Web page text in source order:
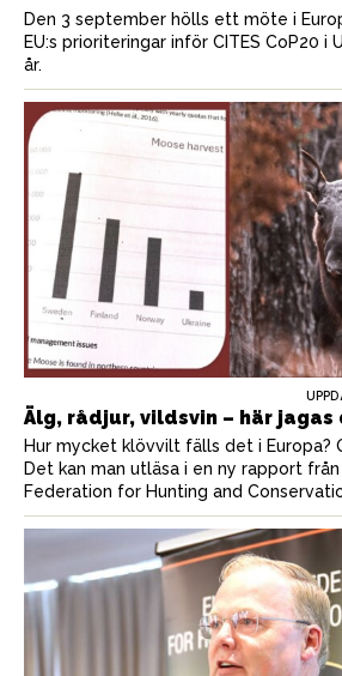
Den 3 september hölls ett möte i
EU:s prioriteringar inför CITES CoP20 i
år.
Älg, rådjur, vildsvin – här jagas
Hur mycket klövvilt fälls det i Europa?
Det kan man utläsa i en ny rapport från
Federation for Hunting and